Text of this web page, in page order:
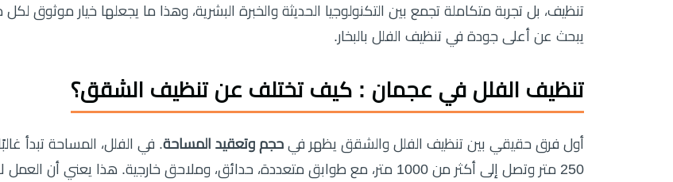
تنظيف، بل تجربة متكاملة تجمع بين التكنولوجيا الحديثة والخبرة البشرية، وهذا ما يجعلها خيار موثوق
يبحث عن أعلى جودة في تنظيف الفلل بالبخار.
تنظيف الفلل في عجمان : كيف تختلف عن تنظيف الشقق؟
أول فرق حقيقي بين تنظيف الفلل والشقق يظهر في حجم وتعقيد المساحة. في الفلل، المساحة تبدأ
250 متر وتصل إلى أكثر من 1000 متر، مع طوابق متعددة، حدائق، وملاحق خارجية. هذا يعني أن